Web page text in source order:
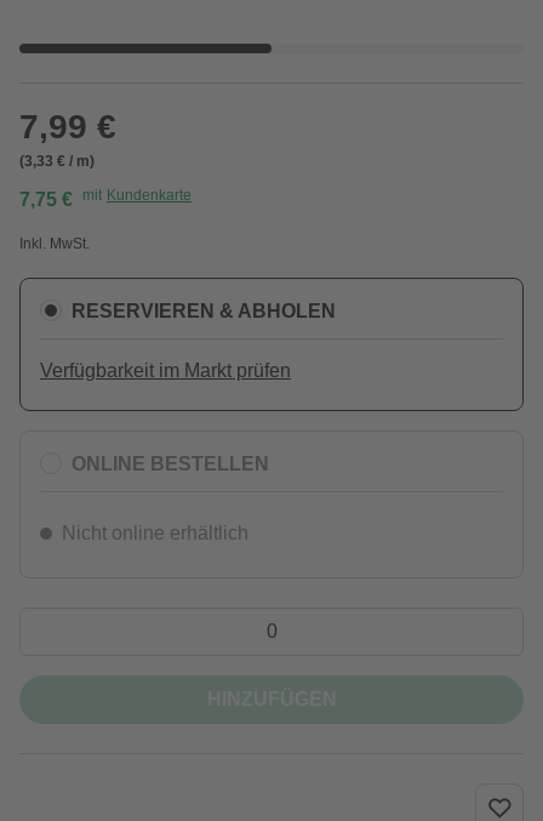
7,99 €
(3,33 € / m)
7,75 € mit Kundenkarte
Inkl. MwSt.
RESERVIEREN & ABHOLEN
Verfügbarkeit im Markt prüfen
ONLINE BESTELLEN
Nicht online erhältlich